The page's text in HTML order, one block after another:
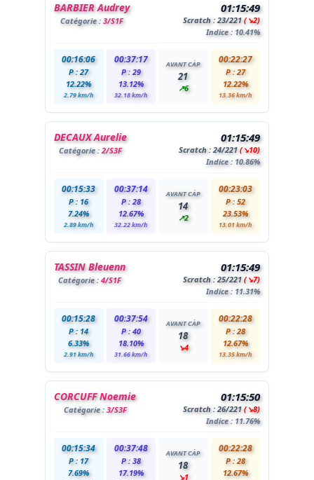
BARBIER Audrey
Catégorie : 3/S1F
01:15:49
Scratch :23/221(↘2)
Indice : 10.41%
00:16:06
P : 27
12.22%
2.79 km/h
00:37:17
P : 29
13.12%
32.18 km/h
AVANT CÀP
21
↗6
00:22:27
P : 27
12.22%
13.36 km/h
DECAUX Aurelie
Catégorie :2/S3F
01:15:49
Scratch :24/221(↘10)
Indice : 10.86%
00:15:33
P : 16
7.24%
2.89 km/h
00:37:14
P : 28
12.67%
32.22 km/h
AVANT CÀP
14
↗2
00:23:03
P : 52
23.53%
13.01 km/h
TASSIN Bleuenn
Catégorie : 4/S1F
01:15:49
Scratch :25/221(↘7)
Indice : 11.31%
00:15:28
P : 14
6.33%
2.91 km/h
00:37:54
P : 40
18.10%
31.66 km/h
AVANT CÀP
18
↘4
00:22:28
P : 28
12.67%
13.35 km/h
CORCUFF Noemie
Catégorie : 3/S3F
01:15:50
Scratch :26/221(↘8)
Indice : 11.76%
00:15:34
P : 17
7.69%
00:37:48
P : 38
17.19%
AVANT CÀP
18
↘1
00:22:28
P : 28
12.67%